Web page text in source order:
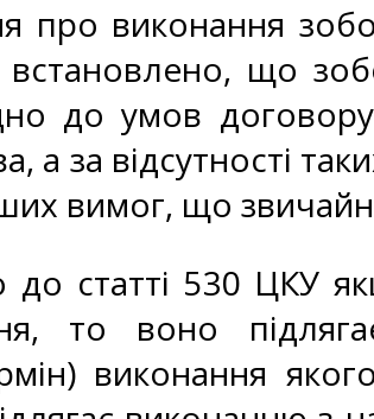
про виконання
що
до умов
а за відсутності
вимог, що
статті 530 ЦКУ
то воно
виконання